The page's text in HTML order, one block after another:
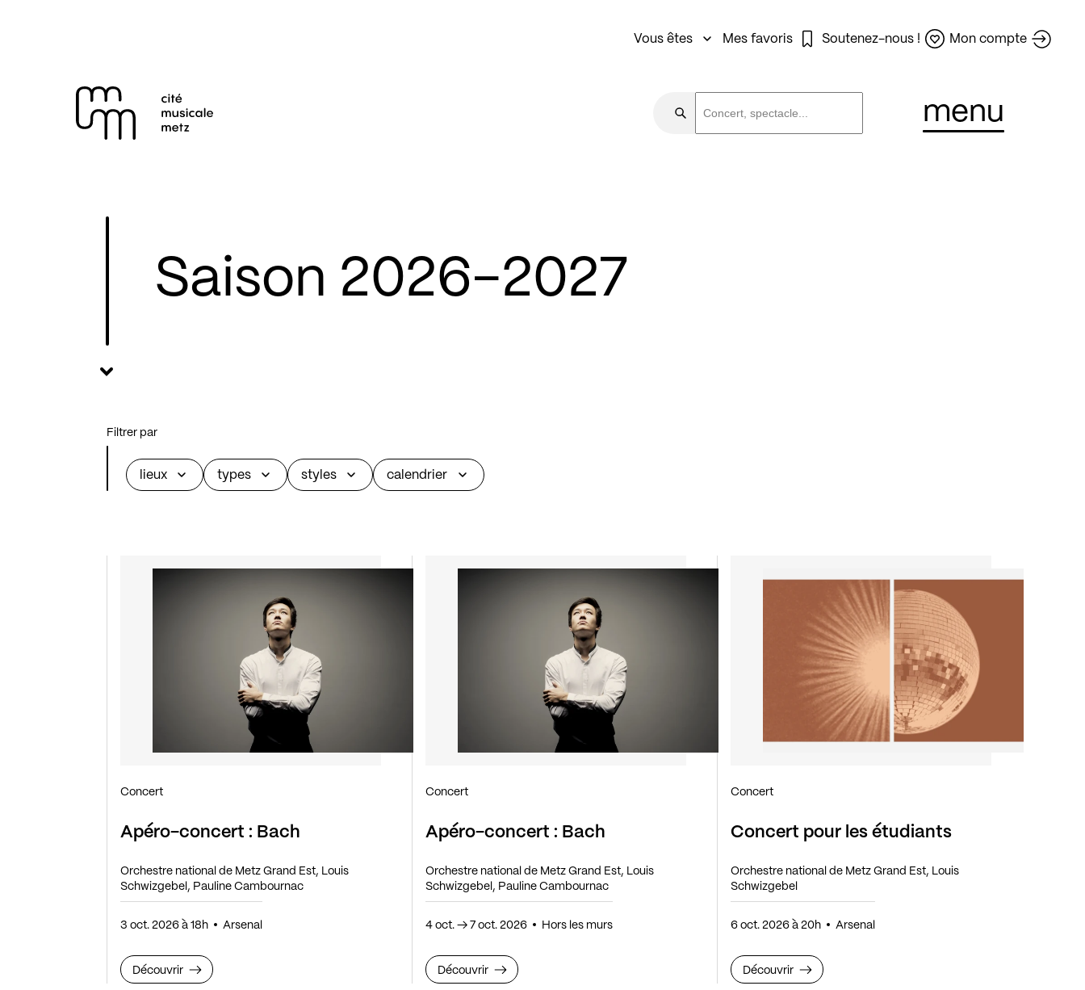
Pied de page
Vous êtes Mes favoris Soutenez-nous ! Mon compte
menu
Saison 2026-2027
Filtrer par
lieux types styles calendrier
Apéro-concert : Bach
Concert
Orchestre national de Metz Grand Est, Louis
Schwizgebel, Pauline Cambournac
3 oct. 2026 à 18h Arsenal
Découvrir
Apéro-concert : Bach
Concert
Orchestre national de Metz Grand Est, Louis
Schwizgebel, Pauline Cambournac
4 oct. → 7 oct. 2026 Hors les murs
Découvrir
Concert pour les étudiants
Concert
Orchestre national de Metz Grand Est, Louis
Schwizgebel
6 oct. 2026 à 20h Arsenal
Découvrir